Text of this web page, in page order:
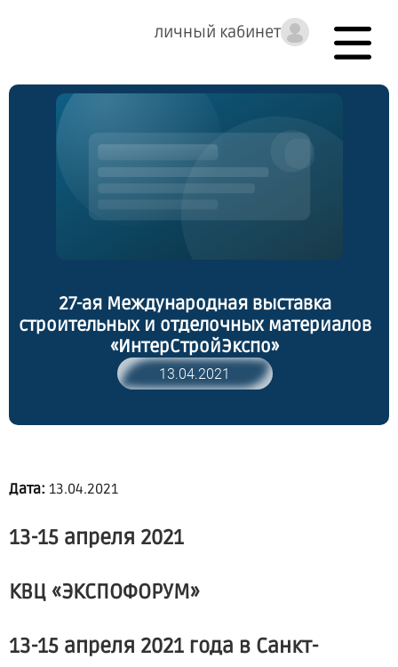
личный кабинет
27-ая Международная выставка
строительных и отделочных материалов
«ИнтерСтройЭкспо»
13.04.2021
Дата: 13.04.2021
13-15 апреля 2021
КВЦ «ЭКСПОФОРУМ»
13-15 апреля 2021 года в Санкт-